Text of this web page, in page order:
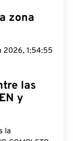
zona
2026, 1:54:56
las
y
la